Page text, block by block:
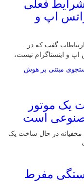
فعلی
اپ و
گفت که در
و اینستاگرام نیست،
یک موتور
است
مخفیانه در حال ساخت یک
خستگی مفرط